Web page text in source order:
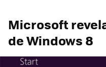
Microsoft
de Windows 8